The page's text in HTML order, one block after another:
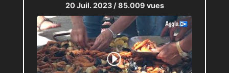
20 Juil. 2023 / 85.009 vues